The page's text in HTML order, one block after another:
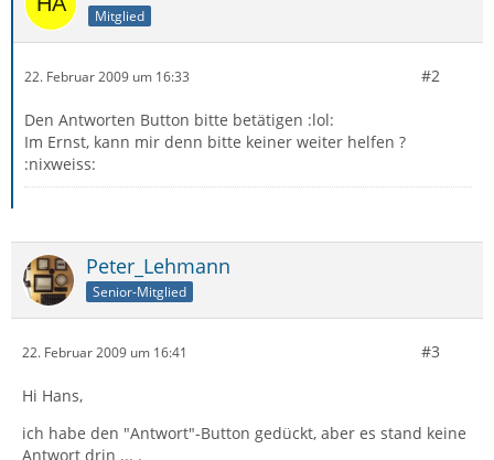
Mitglied
22. Februar 2009 um 16:33 #2
Den Antworten Button bitte betätigen :lol:
Im Ernst, kann mir denn bitte keiner weiter helfen ?
:nixweiss:
Peter_Lehmann
Senior-Mitglied
22. Februar 2009 um 16:41 #3
Hi Hans,
ich habe den "Antwort"-Button gedückt, aber es stand keine
Antwort drin ... .